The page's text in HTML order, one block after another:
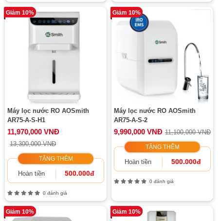
Giảm 10%
Máy lọc nước RO AOSmith
AR75-A-S-H1
11,970,000 VNĐ
13,300,000 VNĐ
TẶNG THÊM
Hoàn tiền 500.000đ
0 đánh giá
Giảm 10%
Máy lọc nước RO AOSmith
AR75-A-S-2
9,990,000 VNĐ 11,100,000 VNĐ
TẶNG THÊM
Hoàn tiền 500.000đ
0 đánh giá
Giảm 10% Giảm 10%